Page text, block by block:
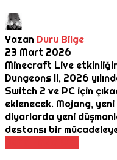
Yazan Duru Bilge
23 Mart 2026
Minecraft Live
Dungeons II, 2026
Switch 2 ve PC için
eklenecek. Mojang,
diyarlarda yeni
destansı bir